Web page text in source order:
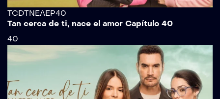
TCDTNEAEP40
Tan cerca de ti, nace el amor Capítulo 40
40